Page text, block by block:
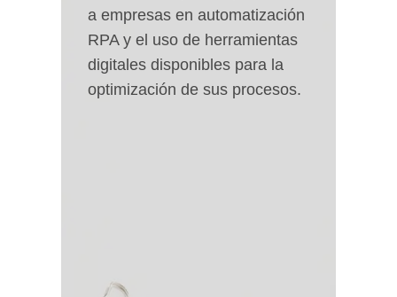
a empresas en automatización
RPA y el uso de herramientas
digitales disponibles para la
optimización de sus procesos.